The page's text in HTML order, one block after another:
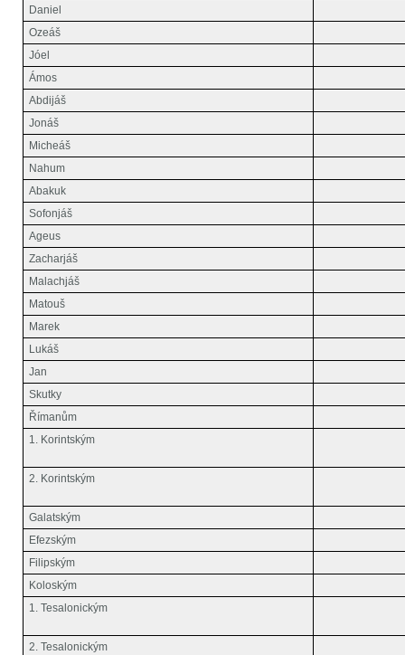
Daniel
Ozeáš
Jóel
Ámos
Abdijáš
Jonáš
Micheáš
Nahum
Abakuk
Sofonjáš
Ageus
Zacharjáš
Malachjáš
Matouš
Marek
Lukáš
Jan
Skutky
Římanům
1. Korintským
2. Korintským
Galatským
Efezským
Filipským
Koloským
1. Tesalonickým
2. Tesalonickým